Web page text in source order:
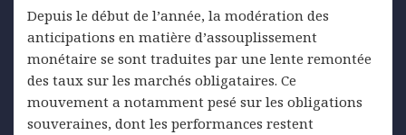
Depuis le début de l’année, la modération des
anticipations en matière d’assouplissement
monétaire se sont traduites par une lente remontée
des taux sur les marchés obligataires. Ce
mouvement a notamment pesé sur les obligations
souveraines, dont les performances restent